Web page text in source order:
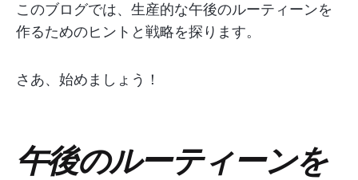
このブログでは、生産的な午後のルーティーンを
作るためのヒントと戦略を探ります。
さあ、始めましょう！
午後のルーティーンを